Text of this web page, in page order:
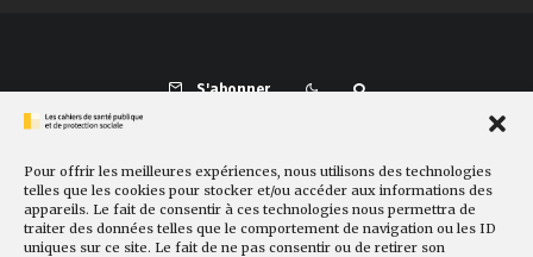
Pour offrir les meilleures expériences, nous utilisons des technologies
telles que les cookies pour stocker et/ou accéder aux informations des
appareils. Le fait de consentir à ces technologies nous permettra de
traiter des données telles que le comportement de navigation ou les ID
uniques sur ce site. Le fait de ne pas consentir ou de retirer son
S'abonner
Présentation Comité de rédaction Sites amis Contact
Newsletter Politique de cookies Faire un don